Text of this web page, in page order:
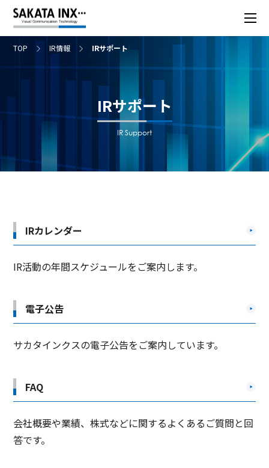
TOP IR情報 IRサポート
IRサポート
IR Support
IRカレンダー
IR活動の年間スケジュールをご案内します。
電子公告
サカタインクスの電子公告をご案内しています。
FAQ
会社概要や業績、株式などに関するよくあるご質問と回
答です。